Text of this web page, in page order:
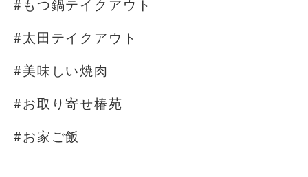
#もつ鍋テイクアウト
#太田テイクアウト
#美味しい焼肉
#お取り寄せ椿苑
#お家ご飯